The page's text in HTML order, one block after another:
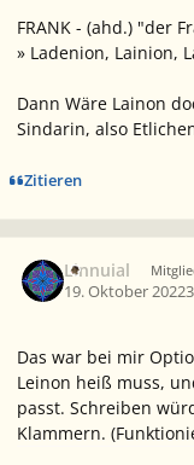
FRANK - (ahd.) "der
» Ladenion, Lainion,
Dann Wäre Lainon
Sindarin, also
Zitieren
Linnuial
19. Oktober 2022
Das war bei mir
Leinon heiß muss,
passt. Schreiben
Klammern.